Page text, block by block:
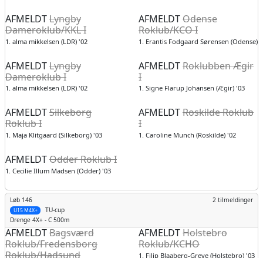
AFMELDTLyngby
Dameroklub/KKL I
1. alma mikkelsen (LDR) '02
AFMELDTOdense
Roklub/KCO I
1. Erantis Fodgaard Sørensen (Odense)
AFMELDTLyngby
Dameroklub I
1. alma mikkelsen (LDR) '02
AFMELDTRoklubben Ægir
I
1. Signe Flarup Johansen (Ægir) '03
AFMELDTSilkeborg
Roklub I
1. Maja Klitgaard (Silkeborg) '03
AFMELDTRoskilde Roklub
I
1. Caroline Munch (Roskilde) '02
AFMELDTOdder Roklub I
1. Cecilie Illum Madsen (Odder) '03
Løb 146
TU-cup
2 tilmeldinger
U15 M4X+
Drenge 4X+ - C 500m
AFMELDTBagsværd
Roklub/Fredensborg
Roklub/Hadsund
AFMELDTHolstebro
Roklub/KCHO
1. Filip Blaaberg-Greve (Holstebro) '03